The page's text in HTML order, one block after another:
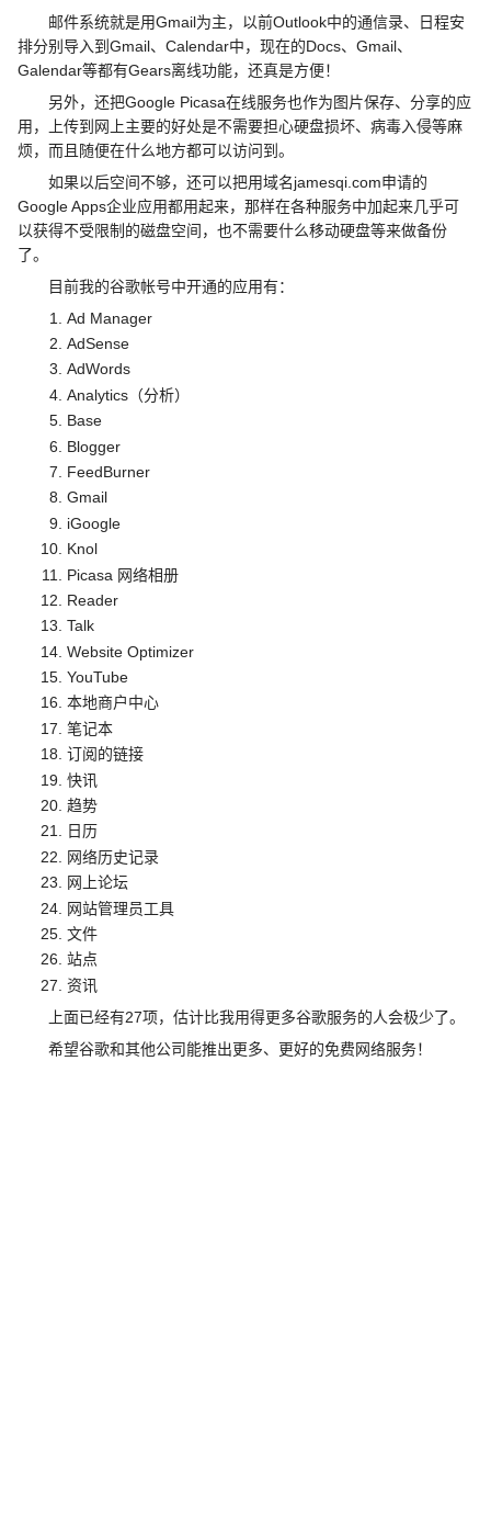
邮件系统就是用Gmail为主，以前Outlook中的通信录、日程安
排分别导入到Gmail、Calendar中，现在的Docs、Gmail、
Galendar等都有Gears离线功能，还真是方便！
另外，还把Google Picasa在线服务也作为图片保存、分享的应
用，上传到网上主要的好处是不需要担心硬盘损坏、病毒入侵等麻
烦，而且随便在什么地方都可以访问到。
如果以后空间不够，还可以把用域名jamesqi.com申请的
Google Apps企业应用都用起来，那样在各种服务中加起来几乎可
以获得不受限制的磁盘空间，也不需要什么移动硬盘等来做备份
了。
目前我的谷歌帐号中开通的应用有：
Ad Manager
AdSense
AdWords
Analytics（分析）
Base
Blogger
FeedBurner
Gmail
iGoogle
Knol
Picasa 网络相册
Reader
Talk
Website Optimizer
YouTube
本地商户中心
笔记本
订阅的链接
快讯
趋势
日历
网络历史记录
网上论坛
网站管理员工具
文件
站点
资讯
上面已经有27项，估计比我用得更多谷歌服务的人会极少了。
希望谷歌和其他公司能推出更多、更好的免费网络服务！